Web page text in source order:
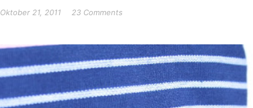
Oktober 21, 2011 23 Comments